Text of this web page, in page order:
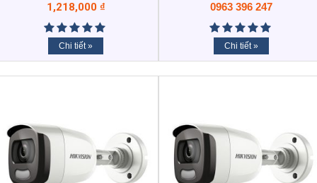
1,218,000 ₫
Chi tiết »
0963 396 247
Chi tiết »